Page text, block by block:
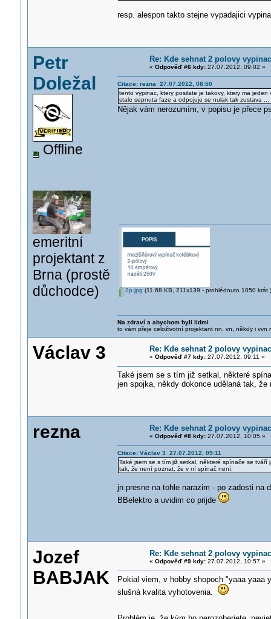
resp. alespon takto stejne vypadajici
Petr
Doležal
Offline
emeritní
projektant z
Brna (prostě
důchodce)
Re: Kde sehnat 2 polovy
« Odpověď #6 kdy:27.07.2012, 09:02 »
Citace: rezna 27.07.2012, 08:50
tento vypinac, ktery posilate je takovy, ktery ma
stale sepnuta faze a odpojuje se nulak tak zustava ...
Nějak vám nerozumím, v popisu je přece
2p.jpg (11.68 KB, 211x139 - prohlédnuto 1050 krát.)
Na zdraví a abychom byli lidmi
to vám přeje celoživotní projektant nn, vn, někdy i vvn
Václav 3 Re: Kde sehnat 2 polovy
« Odpověď #7 kdy:27.07.2012, 09:11 »
Také jsem se s tím již setkal, některé
jen spojka, někdy dokonce udělaná tak,
rezna Re: Kde sehnat 2 polovy
« Odpověď #8 kdy:27.07.2012, 10:05 »
Citace: Václav 3 27.07.2012, 09:11
Také jsem se s tím již setkal, některé spínače se
tak, že není poznat, že v ní spínač není.
jn presne na tohle narazim - po zadosti na
BBelektro a uvidim co prijde
Jozef
BABJAK
Re: Kde sehnat 2 polovy
« Odpověď #9 kdy:27.07.2012, 10:57 »
Pokial viem, v hobby shopoch "yaaa
slušná kvalita vyhotovenia.